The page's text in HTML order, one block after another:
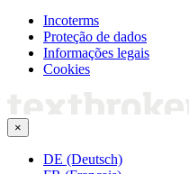
Incoterms
Proteção de dados
Informações legais
Cookies
×
DE (Deutsch)